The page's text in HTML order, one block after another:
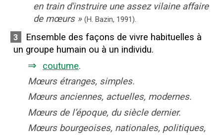
en train d'instruire une assez vilaine affaire
de mœurs » (H. Bazin, 1991).
3
Ensemble des façons de vivre habituelles à
un groupe humain ou à un individu.
⇒ coutume.
Mœurs étranges, simples.
Mœurs anciennes, actuelles, modernes.
Mœurs de l’époque, du siècle dernier.
Mœurs bourgeoises, nationales, politiques,